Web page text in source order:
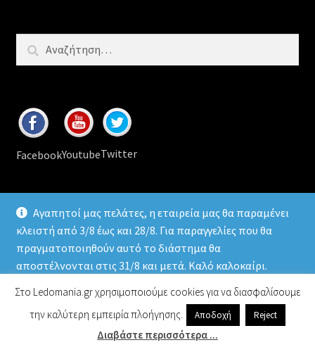
Αγαπητοί μας πελάτες, η εταιρεία μας θα παραμένει
κλειστή από 3/8 έως και 28/8. Για παραγγελίες που θα
πραγματοποιηθούν αυτό το διάστημα θα
αποστέλνονται στις 31/8 και μετά. Καλό καλοκαίρι.
Αναζήτηση
FacebookYoutubeTwitter
© 2026Ledomania.gr Led lamps & accessories
0
Στο Ledomania.gr χρησιμοποιούμε cookies για να διασφαλίσουμε
την καλύτερη εμπειρία πλοήγησης.
Αποδοχή Reject
Διαβάστε περισσότερα ...